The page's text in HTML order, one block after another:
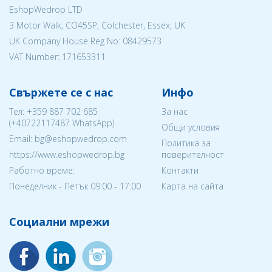
EshopWedrop LTD
3 Motor Walk, CO45SP, Colchester, Essex, UK
UK Company House Reg No: 08429573
VAT Number: 171653311
Свържете се с нас
Тел: +359 887 702 685
(+40722117487 WhatsApp)
Email: bg@eshopwedrop.com
https://www.eshopwedrop.bg
Работно време:
Понеделник - Петък 09:00 - 17:00
Инфо
За нас
Общи условия
Политика за
поверителност
Контакти
Карта на сайта
Социални мрежи